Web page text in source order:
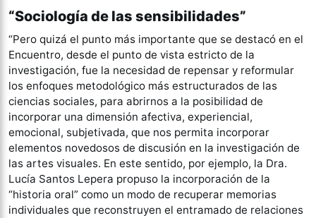
“Sociología de las sensibilidades”
“Pero quizá el punto más importante que se destacó en el
Encuentro, desde el punto de vista estricto de la
investigación, fue la necesidad de repensar y reformular
los enfoques metodológico más estructurados de las
ciencias sociales, para abrirnos a la posibilidad de
incorporar una dimensión afectiva, experiencial,
emocional, subjetivada, que nos permita incorporar
elementos novedosos de discusión en la investigación de
las artes visuales. En este sentido, por ejemplo, la Dra.
Lucía Santos Lepera propuso la incorporación de la
“historia oral” como un modo de recuperar memorias
individuales que reconstruyen el entramado de relaciones